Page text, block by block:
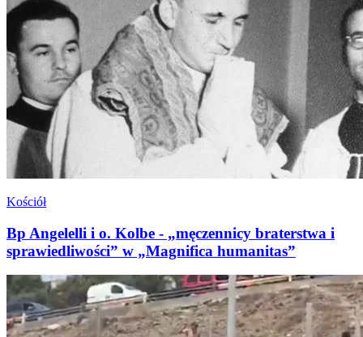
Kościół
Bp Angelelli i o. Kolbe - „męczennicy braterstwa i
sprawiedliwości” w „Magnifica humanitas”